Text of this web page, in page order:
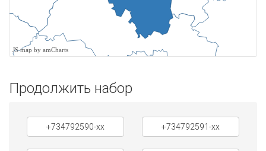
JS map by amCharts
Продолжить набор
+734792590-xx +734792591-xx